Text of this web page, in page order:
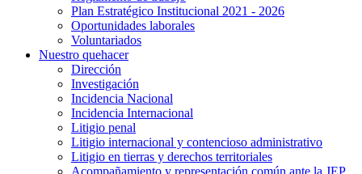
Plan Estratégico Institucional 2021 - 2026
Oportunidades laborales
Voluntariados
Nuestro quehacer
Dirección
Investigación
Incidencia Nacional
Incidencia Internacional
Litigio penal
Litigio internacional y contencioso administrativo
Litigio en tierras y derechos territoriales